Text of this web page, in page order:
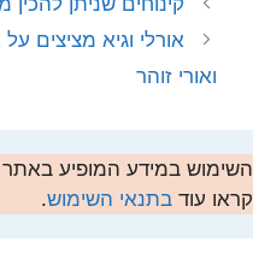
אורלי וגיא מציצים
ואורי זוהר
השימוש במידע המופיע
קראו עוד בתנאי השימוש.